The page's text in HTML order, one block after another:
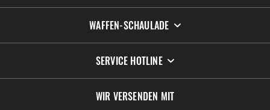
WAFFEN-SCHAULADE
SERVICE HOTLINE
WIR VERSENDEN MIT